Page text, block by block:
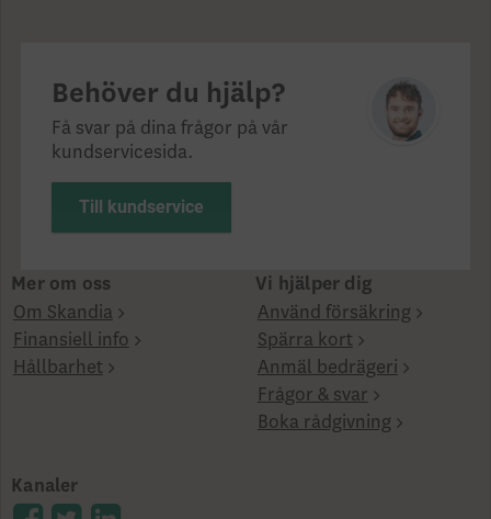
Behöver du hjälp?
Få svar på dina frågor på vår
kundservicesida.
Till kundservice
Mer om oss
Om Skandia
Finansiell info
Hållbarhet
Vi hjälper dig
Använd försäkring
Spärra kort
Anmäl bedrägeri
Frågor & svar
Boka rådgivning
Kanaler